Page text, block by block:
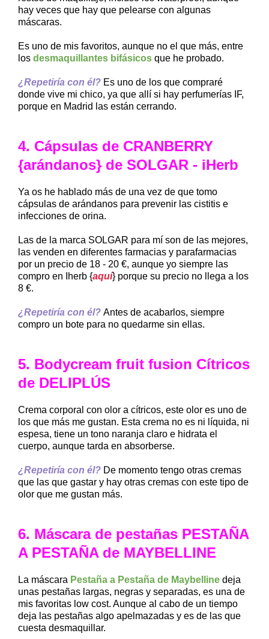
hay veces que hay que pelearse con algunas
máscaras.
Es uno de mis favoritos, aunque no el que más, entre
los desmaquillantes bifásicos que he probado.
¿Repetiría con él? Es uno de los que compraré
donde vive mi chico, ya que allí si hay perfumerías IF,
porque en Madrid las están cerrando.
4. Cápsulas de CRANBERRY
{arándanos} de SOLGAR - iHerb
Ya os he hablado más de una vez de que tomo
cápsulas de arándanos para prevenir las cistitis e
infecciones de orina.
Las de la marca SOLGAR para mí son de las mejores,
las venden en diferentes farmacias y parafarmacias
por un precio de 18 - 20 €, aunque yo siempre las
compro en Iherb {aquí} porque su precio no llega a los
8 €.
¿Repetiría con él? Antes de acabarlos, siempre
compro un bote para no quedarme sin ellas.
5. Bodycream fruit fusion Cítricos
de DELIPLÚS
Crema corporal con olor a cítricos, este olor es uno de
los que más me gustan. Esta crema no es ni líquida, ni
espesa, tiene un tono naranja claro e hidrata el
cuerpo, aunque tarda en absorberse.
¿Repetiría con él? De momento tengo otras cremas
que las que gastar y hay otras cremas con este tipo de
olor que me gustan más.
6. Máscara de pestañas PESTAÑA
A PESTAÑA de MAYBELLINE
La máscara Pestaña a Pestaña de Maybelline deja
unas pestañas largas, negras y separadas, es una de
mis favoritas low cost. Aunque al cabo de un tiempo
deja las pestañas algo apelmazadas y es de las que
cuesta desmaquillar.